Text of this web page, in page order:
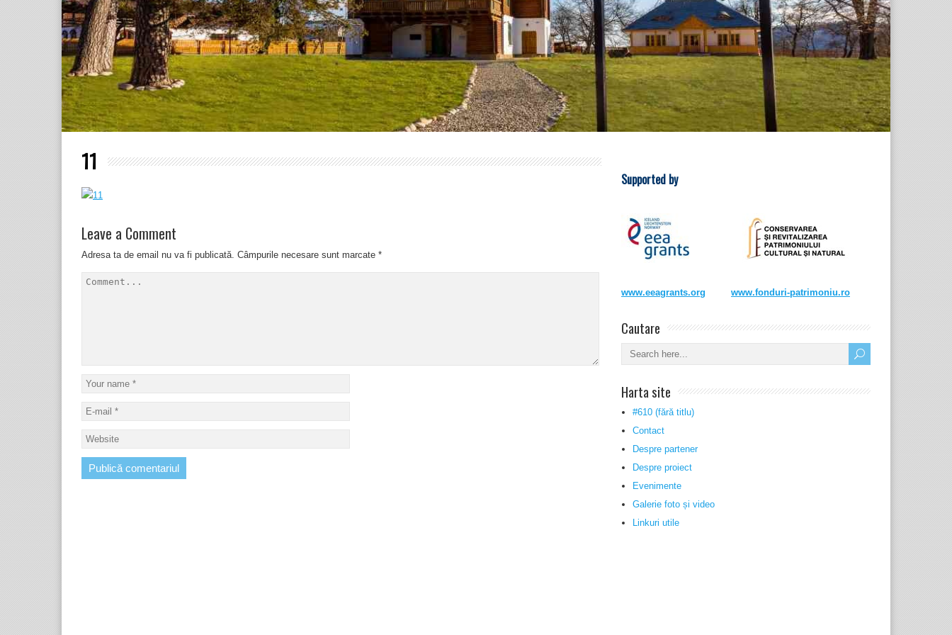
11
Leave a Comment
Adresa ta de email nu va fi publicată. Câmpurile necesare sunt marcate *
Supported by
www.eeagrants.org www.fonduri-patrimoniu.ro
Cautare
Harta site
#610 (fără titlu)
Contact
Despre partener
Despre proiect
Evenimente
Galerie foto și video
Linkuri utile